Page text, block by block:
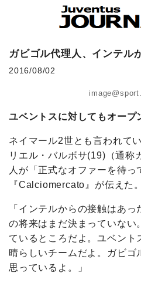
ガビゴル代理人、インテル
2016/08/02
ユベントスに対してもオープ
ネイマール2世とも言われて
リエル・バルボサ(19)（通称
人が「正式なオファーを待っ
『Calciomercato』が伝えた。
「インテルからの接触はあ
の将来はまだ決まっていない
ているところだよ。ユベント
晴らしいチームだよ。ガビゴ
思っているよ。」